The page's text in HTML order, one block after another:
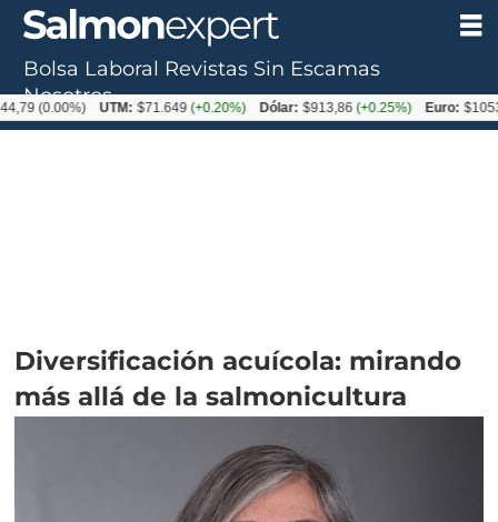
Diversificación acuícola: mirando
más allá de la salmonicultura
Bolsa Laboral Revistas Sin Escamas
Nosotros
UTM: $71.649(+0.20%) Dólar: $913,86(+0.25%) Euro: $1053,08(-